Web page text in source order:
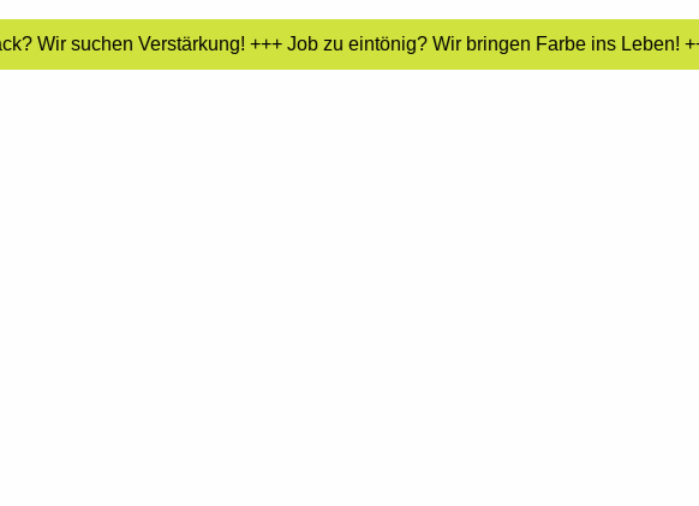
suchen Verstärkung! +++ Job zu eintönig? Wir bringen Farbe ins